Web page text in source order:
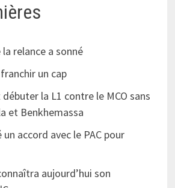
la relance a sonné
un cap
la L1 contre le MCO sans
et Benkhemassa
un accord avec le PAC pour
aujourd’hui son